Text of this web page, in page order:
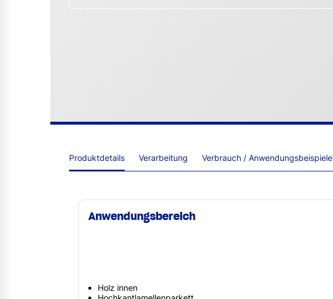
Produktdetails Verarbeitung Verbrauch / Anwendungsbeispiele
Anwendungsbereich
Holz innen